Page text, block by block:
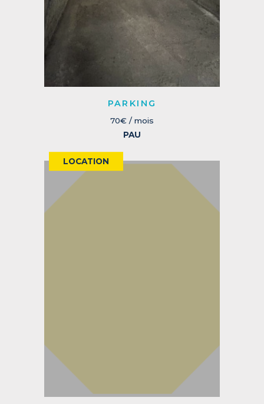
PARKING
70€ / mois
PAU
LOCATION